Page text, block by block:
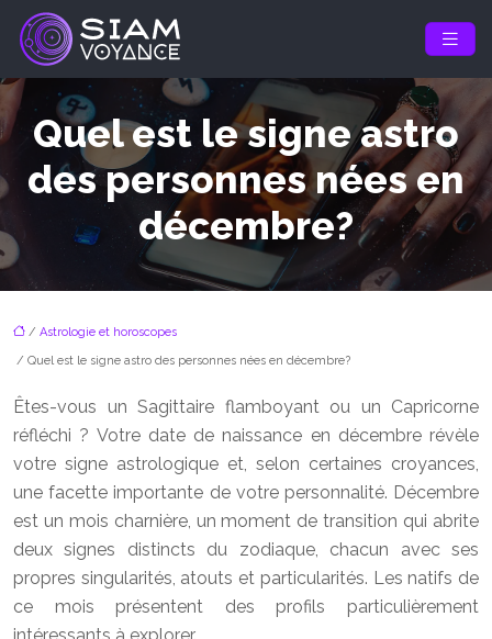
Quel est le signe astro
des personnes nées en
décembre?
/ Astrologie et horoscopes
/ Quel est le signe astro des personnes nées en décembre?
Êtes-vous un Sagittaire flamboyant ou un Capricorne
réfléchi ? Votre date de naissance en décembre révèle
votre signe astrologique et, selon certaines croyances,
une facette importante de votre personnalité. Décembre
est un mois charnière, un moment de transition qui abrite
deux signes distincts du zodiaque, chacun avec ses
propres singularités, atouts et particularités. Les natifs de
ce mois présentent des profils particulièrement